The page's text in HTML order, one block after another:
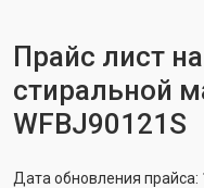
Прайс лист
стиральной
WFBJ90121S
Дата обновления прайса: